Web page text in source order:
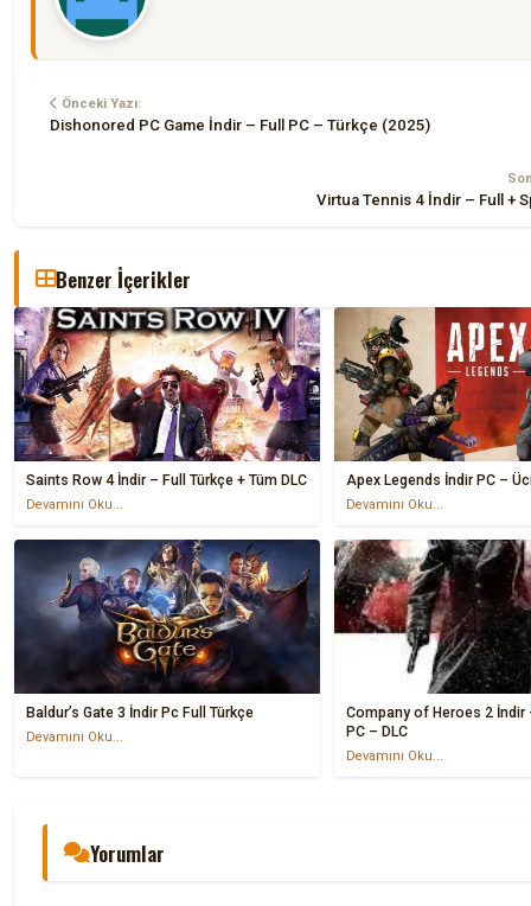
Önceki Yazı:
Dishonored PC Game İndir – Full PC – Türkçe (2025)
Virtua Tennis 4 İndir – Full +
Benzer İçerikler
Saints Row 4 İndir – Full Türkçe + Tüm DLC
Devamını Oku...
Apex Legends İndir PC –
Devamını Oku...
Baldur’s Gate 3 İndir Pc Full Türkçe
Devamını Oku...
Company of Heroes 2 İndir
PC – DLC
Devamını Oku...
Yorumlar